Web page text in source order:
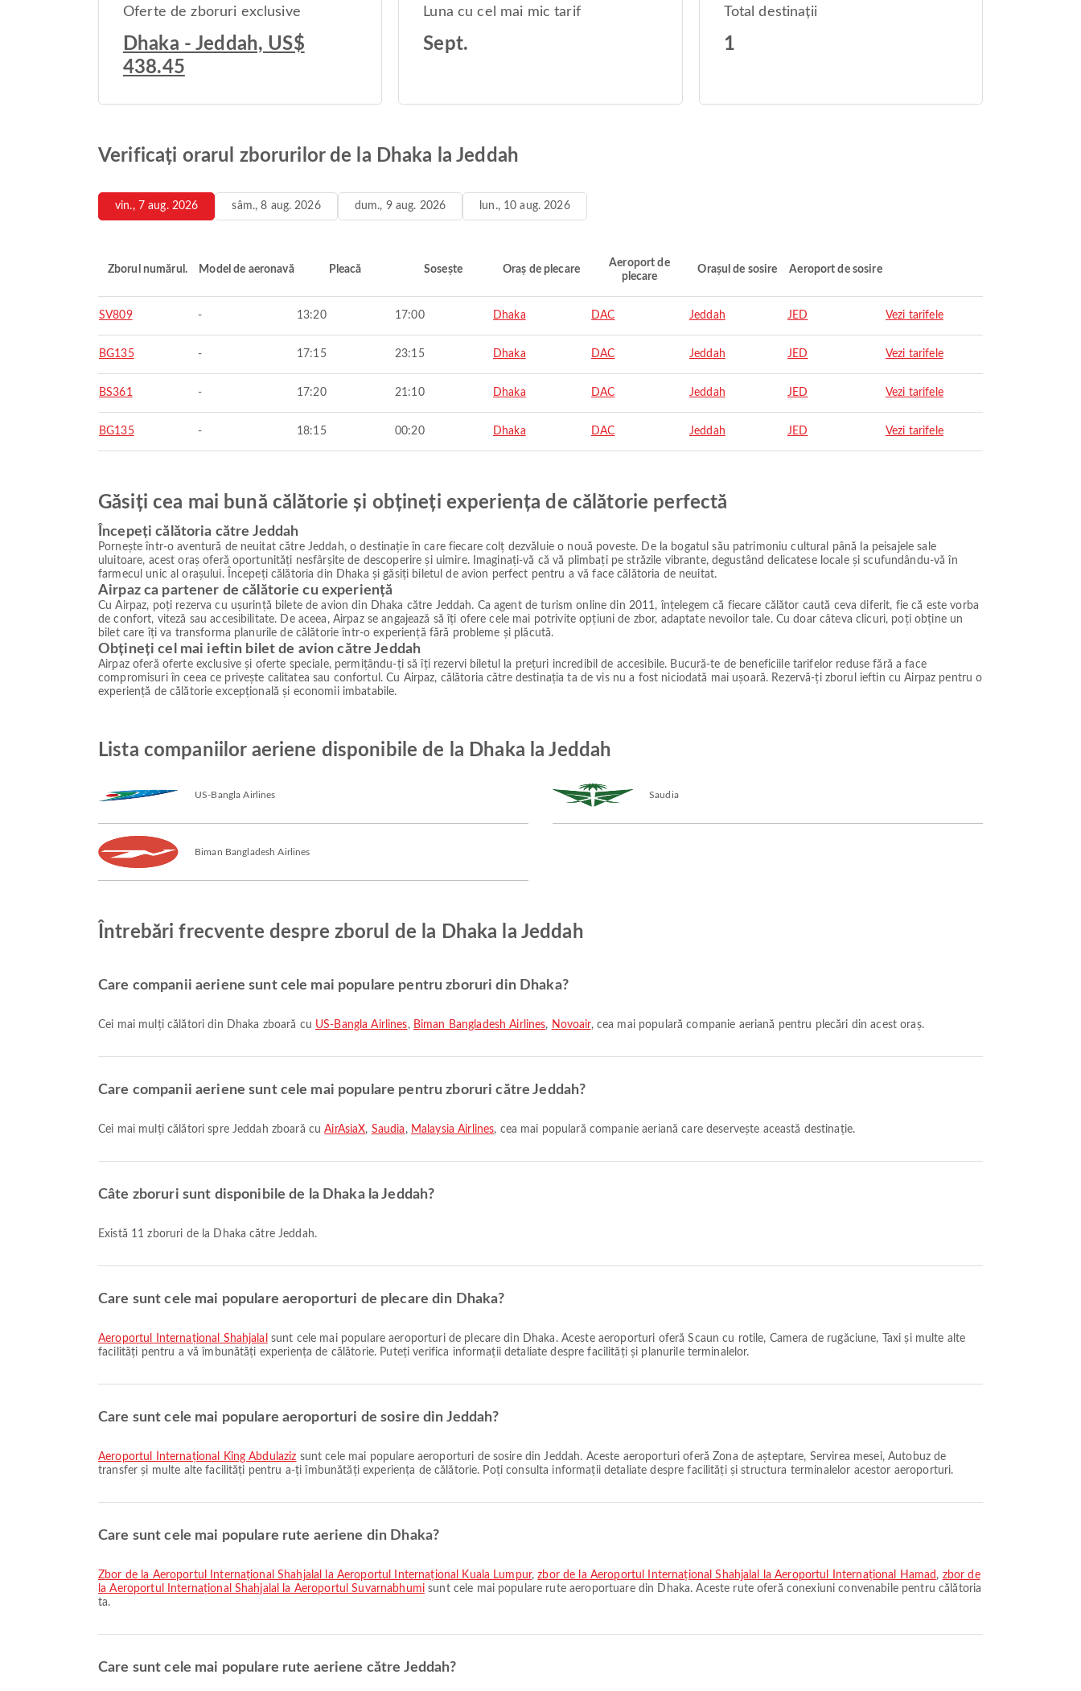
Oferte de zboruri exclusive
Dhaka - Jeddah, US$
438.45
Luna cu cel mai mic tarif
Sept.
Total destinații
1
Verificați orarul zborurilor de la Dhaka la Jeddah
vin., 7 aug. 2026 sâm., 8 aug. 2026 dum., 9 aug. 2026 lun., 10 aug. 2026
Zborul numărul. Model de aeronavă Pleacă Sosește Oraș de plecare
Aeroport de
plecare
Orașul de sosire Aeroport de sosire
SV809 - 13:20 17:00 Dhaka DAC Jeddah JED Vezi tarifele
BG135 - 17:15 23:15 Dhaka DAC Jeddah JED Vezi tarifele
BS361 - 17:20 21:10 Dhaka DAC Jeddah JED Vezi tarifele
BG135 - 18:15 00:20 Dhaka DAC Jeddah JED Vezi tarifele
Găsiți cea mai bună călătorie și obțineți experiența de călătorie perfectă
Începeți călătoria către Jeddah
Pornește într-o aventură de neuitat către Jeddah, o destinație în care fiecare colț dezvăluie o nouă poveste. De la bogatul său patrimoniu cultural până la peisajele sale
uluitoare, acest oraș oferă oportunități nesfârșite de descoperire și uimire. Imaginați-vă că vă plimbați pe străzile vibrante, degustând delicatese locale și scufundându-vă în
farmecul unic al orașului. Începeți călătoria din Dhaka și găsiți biletul de avion perfect pentru a vă face călătoria de neuitat.
Airpaz ca partener de călătorie cu experiență
Cu Airpaz, poți rezerva cu ușurință bilete de avion din Dhaka către Jeddah. Ca agent de turism online din 2011, înțelegem că fiecare călător caută ceva diferit, fie că este vorba
de confort, viteză sau accesibilitate. De aceea, Airpaz se angajează să îți ofere cele mai potrivite opțiuni de zbor, adaptate nevoilor tale. Cu doar câteva clicuri, poți obține un
bilet care îți va transforma planurile de călătorie într-o experiență fără probleme și plăcută.
Obțineți cel mai ieftin bilet de avion către Jeddah
Airpaz oferă oferte exclusive și oferte speciale, permițându-ți să îți rezervi biletul la prețuri incredibil de accesibile. Bucură-te de beneficiile tarifelor reduse fără a face
compromisuri în ceea ce privește calitatea sau confortul. Cu Airpaz, călătoria către destinația ta de vis nu a fost niciodată mai ușoară. Rezervă-ți zborul ieftin cu Airpaz pentru o
experiență de călătorie excepțională și economii imbatabile.
Lista companiilor aeriene disponibile de la Dhaka la Jeddah
US-Bangla Airlines Saudia
Biman Bangladesh Airlines
Întrebări frecvente despre zborul de la Dhaka la Jeddah
Care companii aeriene sunt cele mai populare pentru zboruri din Dhaka?
Cei mai mulți călători din Dhaka zboară cu US-Bangla Airlines, Biman Bangladesh Airlines, Novoair, cea mai populară companie aeriană pentru plecări din acest oraș.
Care companii aeriene sunt cele mai populare pentru zboruri către Jeddah?
Cei mai mulți călători spre Jeddah zboară cuAirAsiaX, Saudia , Malaysia Airlines, cea mai populară companie aeriană care deservește această destinație.
Câte zboruri sunt disponibile de la Dhaka la Jeddah?
Există 11 zboruri de la Dhaka către Jeddah.
Care sunt cele mai populare aeroporturi de plecare din Dhaka?
Aeroportul Internațional Shahjalal
sunt cele mai populare aeroporturi de plecare din Dhaka. Aceste aeroporturi oferă Scaun cu rotile, Camera de rugăciune, Taxi și multe alte
facilități pentru a vă îmbunătăți experiența de călătorie. Puteți verifica informații detaliate despre facilități și planurile terminalelor.
Care sunt cele mai populare aeroporturi de sosire din Jeddah?
Aeroportul Internațional King Abdulaziz sunt cele mai populare aeroporturi de sosire din Jeddah. Aceste aeroporturi oferă Zona de așteptare, Servirea mesei, Autobuz de
transfer și multe alte facilități pentru a-ți îmbunătăți experiența de călătorie. Poți consulta informații detaliate despre facilități și structura terminalelor acestor aeroporturi.
Care sunt cele mai populare rute aeriene din Dhaka?
zbor de la Aeroportul Internațional Shahjalal la Aeroportul Internațional Kuala Lumpur,zbor de la Aeroportul Internațional Shahjalal la Aeroportul Internațional Hamad , zbor de
la Aeroportul Internațional Shahjalal la Aeroportul Suvarnabhumisunt cele mai populare rute aeroportuare din Dhaka. Aceste rute oferă conexiuni convenabile pentru călătoria
ta.
Care sunt cele mai populare rute aeriene către Jeddah?